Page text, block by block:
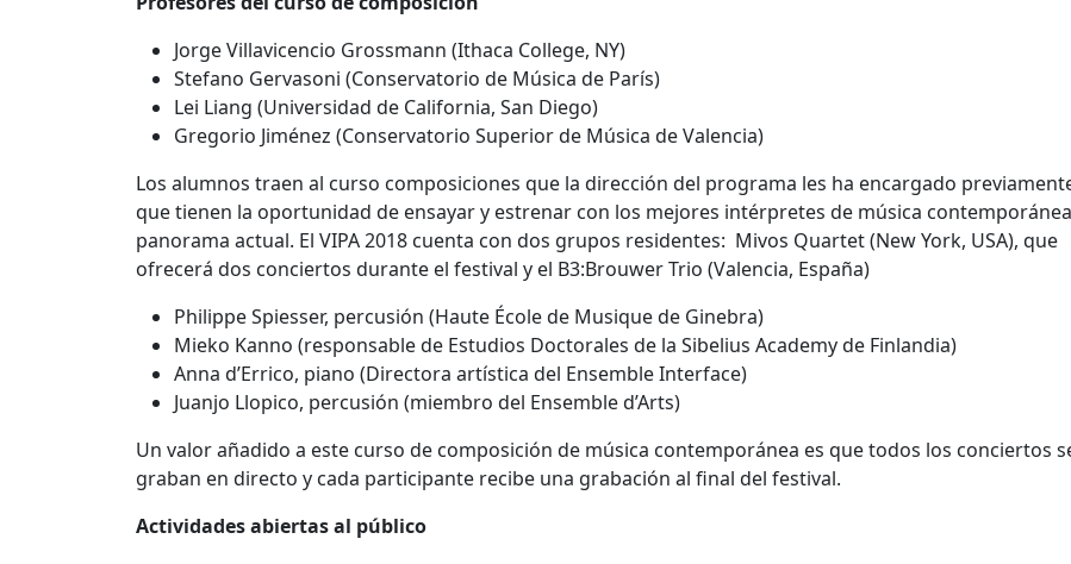
Jorge Villavicencio Grossmann (Ithaca College, NY)
Stefano Gervasoni (Conservatorio de Música de París)
Lei Liang (Universidad de California, San Diego)
Gregorio Jiménez (Conservatorio Superior de Música de Valencia)
Los alumnos traen al curso composiciones que la dirección del programa les ha encargado
que tienen la oportunidad de ensayar y estrenar con los mejores intérpretes de música
panorama actual. El VIPA 2018 cuenta con dos grupos residentes: Mivos Quartet (New York, USA), que
ofrecerá dos conciertos durante el festival y el B3:Brouwer Trio (Valencia, España)
Philippe Spiesser, percusión (Haute École de Musique de Ginebra)
Mieko Kanno (responsable de Estudios Doctorales de la Sibelius Academy de Finlandia)
Anna d’Errico, piano (Directora artística del Ensemble Interface)
Juanjo Llopico, percusión (miembro del Ensemble d’Arts)
Un valor añadido a este curso de composición de música contemporánea es que todos los conciertos
graban en directo y cada participante recibe una grabación al final del festival.
Actividades abiertas al público